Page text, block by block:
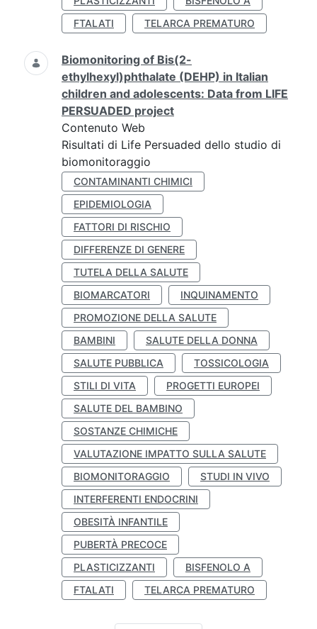
FTALATI
TELARCA PREMATURO
Biomonitoring of Bis(2-
ethylhexyl)phthalate (DEHP) in Italian
children and adolescents: Data from LIFE
PERSUADED project
Contenuto Web
Risultati di Life Persuaded dello studio di
biomonitoraggio
CONTAMINANTI CHIMICI
EPIDEMIOLOGIA
FATTORI DI RISCHIO
DIFFERENZE DI GENERE
TUTELA DELLA SALUTE
BIOMARCATORI
INQUINAMENTO
PROMOZIONE DELLA SALUTE
BAMBINI
SALUTE DELLA DONNA
SALUTE PUBBLICA
TOSSICOLOGIA
STILI DI VITA
PROGETTI EUROPEI
SALUTE DEL BAMBINO
SOSTANZE CHIMICHE
VALUTAZIONE IMPATTO SULLA SALUTE
BIOMONITORAGGIO
STUDI IN VIVO
INTERFERENTI ENDOCRINI
OBESITÀ INFANTILE
PUBERTÀ PRECOCE
PLASTICIZZANTI
BISFENOLO A
FTALATI
TELARCA PREMATURO